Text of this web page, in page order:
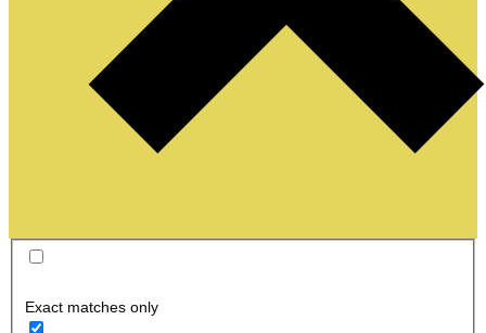
Exact matches only